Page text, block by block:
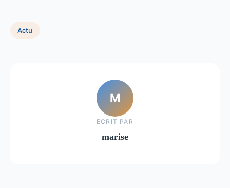
Actu
M
ECRIT PAR
marise